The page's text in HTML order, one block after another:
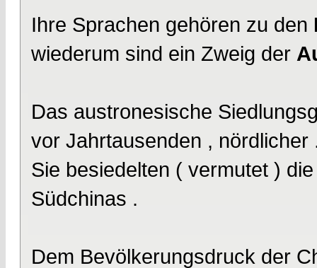
Ihre Sprachen gehören zu den
wiederum sind ein Zweig der
Das austronesische
vor Jahrtausenden , nördlicher
Sie besiedelten ( vermutet )
Südchinas .
Dem Bevölkerungsdruck der